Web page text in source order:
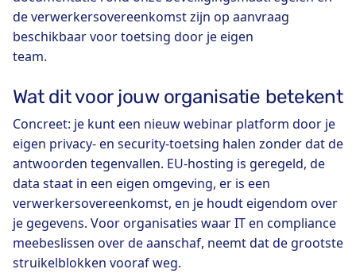
de verwerkersovereenkomst zijn op aanvraag
beschikbaar voor toetsing door je eigen
team.
Wat dit voor jouw organisatie betekent
Concreet: je kunt een nieuw webinar platform door je
eigen privacy- en security-toetsing halen zonder dat de
antwoorden tegenvallen. EU-hosting is geregeld, de
data staat in een eigen omgeving, er is een
verwerkersovereenkomst, en je houdt eigendom over
je gegevens. Voor organisaties waar IT en compliance
meebeslissen over de aanschaf, neemt dat de grootste
struikelblokken vooraf weg.